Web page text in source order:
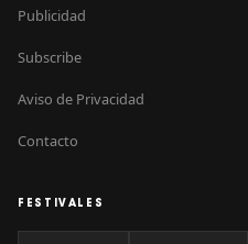
Publicidad
Subscribe
Aviso de Privacidad
Contacto
FESTIVALES